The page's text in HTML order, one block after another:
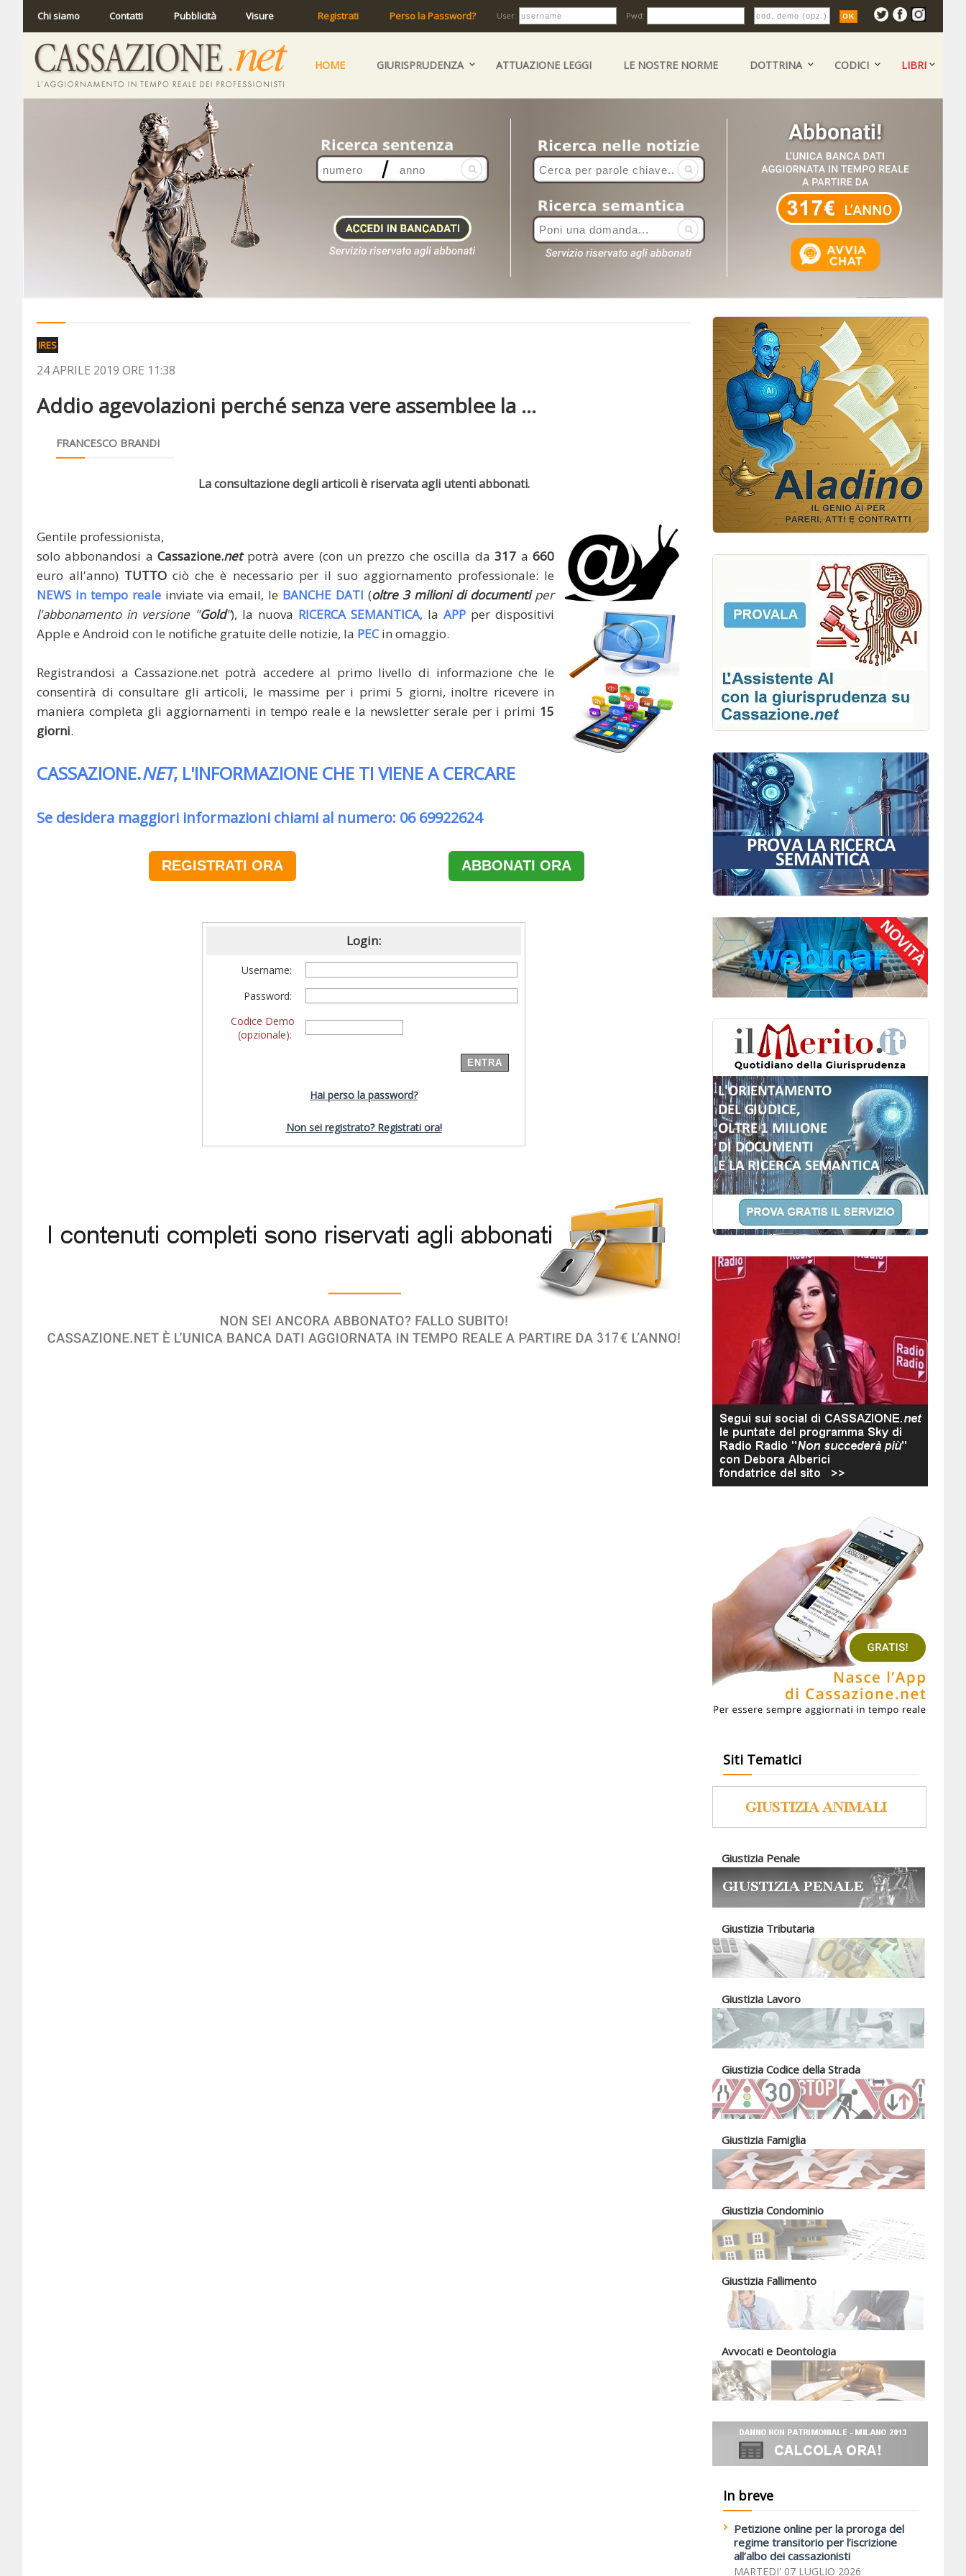
Chi siamo Contatti Pubblicità Visure Registrati Perso la Password? User: Pwd:
HOME GIURISPRUDENZA ATTUAZIONE LEGGI LE NOSTRE NORME DOTTRINA CODICI LIBRI
IRES
24 APRILE 2019 ORE 11:38
Addio agevolazioni perché senza vere assemblee la ...
FRANCESCO BRANDI
La consultazione degli articoli è riservata agli utenti abbonati.
Gentile professionista,
solo abbonandosi aCassazione.netpotrà avere (con un prezzo che oscilla da317 a660
euro all'anno) TUTTO ciò che è necessario per il suo aggiornamento professionale: le
NEWS in tempo reale inviate via email, le BANCHE DATI (oltre 3 milioni di documentiper
l'abbonamento in versione "Gold"), la nuova RICERCA SEMANTICA, la APP per dispositivi
Apple e Android con le notifiche gratuite delle notizie, la PECin omaggio.
Registrandosi a Cassazione.net potrà accedere al primo livello di informazione che le
consentirà di consultare gli articoli, le massime per i primi 5 giorni, inoltre ricevere in
maniera completa gli aggiornamenti in tempo reale e la newsletter serale per i primi 15
giorni.
CASSAZIONE.NET, L'INFORMAZIONE CHE TI VIENE A CERCARE
Se desidera maggiori informazioni chiami al numero: 06 69922624
REGISTRATI ORA ABBONATI ORA
Login:
Username:
Password:
Codice Demo
(opzionale):
Hai perso la password?
Non sei registrato? Registrati ora!
Siti Tematici
Giustizia Penale
Giustizia Tributaria
Giustizia Lavoro
Giustizia Codice della Strada
Giustizia Famiglia
Giustizia Condominio
Giustizia Fallimento
Avvocati e Deontologia
In breve
Petizione online per la proroga del
regime transitorio per l’iscrizione
all’albo dei cassazionisti
MARTEDI' 07 LUGLIO 2026